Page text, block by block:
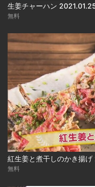
生姜チャーハン
無料
紅生姜と煮干しのかき揚
無料